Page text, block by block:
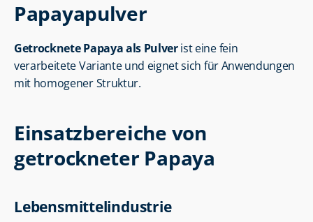
Papayapulver
Getrocknete Papaya als Pulver ist eine fein
verarbeitete Variante und eignet sich für Anwendungen
mit homogener Struktur.
Einsatzbereiche von
getrockneter Papaya
Lebensmittelindustrie